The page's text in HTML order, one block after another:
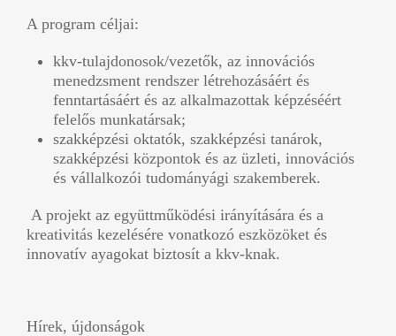
A program céljai:
kkv-tulajdonosok/vezetők, az innovációs
menedzsment rendszer létrehozásáért és
fenntartásáért és az alkalmazottak képzéséért
felelős munkatársak;
szakképzési oktatók, szakképzési tanárok,
szakképzési központok és az üzleti, innovációs
és vállalkozói tudományági szakemberek.
A projekt az együttműködési irányítására és a
kreativitás kezelésére vonatkozó eszközöket és
innovatív ayagokat biztosít a kkv-knak.
Hírek, újdonságok